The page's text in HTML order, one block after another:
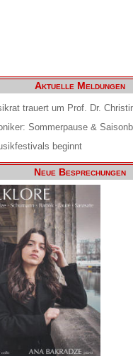
Aktuelle Meldungen
trauert um Prof. Dr.
Sommerpause &
beginnt
Neue Besprechungen